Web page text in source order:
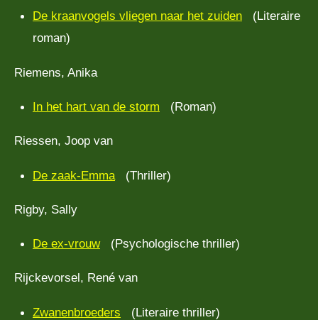
De kraanvogels vliegen naar het zuiden (Literaire
roman)
Riemens, Anika
In het hart van de storm (Roman)
Riessen, Joop van
De zaak-Emma (Thriller)
Rigby, Sally
De ex-vrouw(Psychologische thriller)
Rijckevorsel, René van
Zwanenbroeders (Literaire thriller)